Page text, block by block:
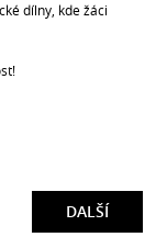
dílny, kde žáci
DALŠÍ